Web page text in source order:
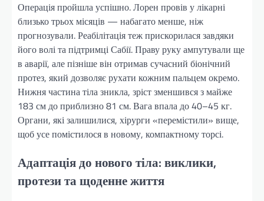
Операція пройшла успішно. Лорен провів у лікарні
близько трьох місяців — набагато менше, ніж
прогнозували. Реабілітація теж прискорилася завдяки
його волі та підтримці Сабії. Праву руку ампутували ще
в аварії, але пізніше він отримав сучасний біонічний
протез, який дозволяє рухати кожним пальцем окремо.
Нижня частина тіла зникла, зріст зменшився з майже
183 см до приблизно 81 см. Вага впала до 40–45 кг.
Органи, які залишилися, хірурги «перемістили» вище,
щоб усе помістилося в новому, компактному торсі.
Адаптація до нового тіла: виклики,
протези та щоденне життя